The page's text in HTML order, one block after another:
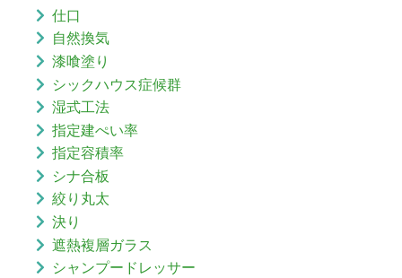
仕口
自然換気
漆喰塗り
シックハウス症候群
湿式工法
指定建ぺい率
指定容積率
シナ合板
絞り丸太
決り
遮熱複層ガラス
シャンプードレッサー